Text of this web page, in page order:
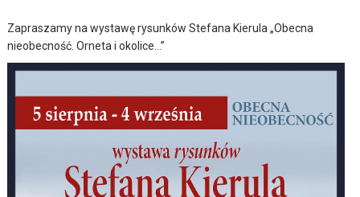
Zapraszamy na wystawę rysunków Stefana Kierula „Obecna
nieobecność. Orneta i okolice…”